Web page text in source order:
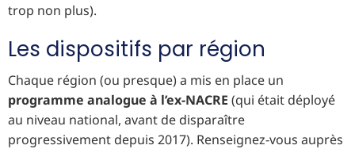
trop non plus).
Les dispositifs par région
Chaque région (ou presque) a mis en place un
programme analogue à l’ex-NACRE (qui était déployé
au niveau national, avant de disparaître
progressivement depuis 2017). Renseignez-vous auprès